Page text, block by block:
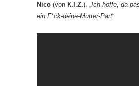
Nico (von K.I.Z.). „ Ich hoffe, da
ein F*ck-deine-Mutter-Part“